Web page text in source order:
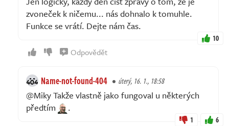
zvoneček k ničemu... nás dohnalo k tomuhle.
Funkce se vrátí. Dejte nám čas.
10
Odpovědět
Name-not-found-404 úterý, 16. 1., 18:58
@Miky Takže vlastně jako fungoval u některých
předtím
.
1 6